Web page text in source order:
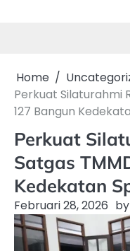
Home
Perkuat Silaturahmi
127 Bangun
Perkuat
Satgas
Kedekatan
Februari 28, 2026 by